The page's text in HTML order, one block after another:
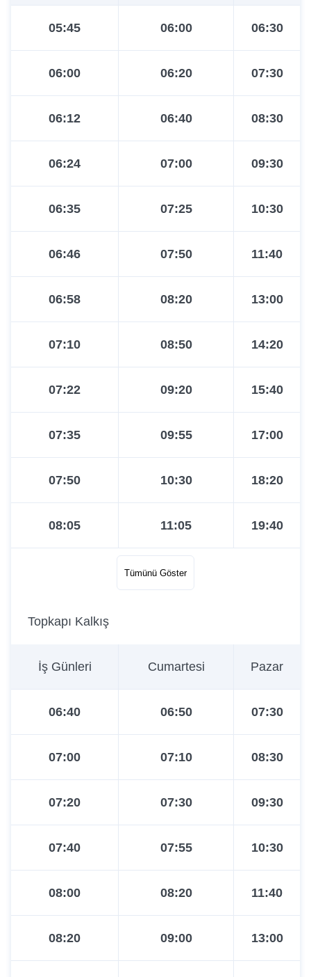
05:45 06:00 06:30
06:00 06:20 07:30
06:12 06:40 08:30
06:24 07:00 09:30
06:35 07:25 10:30
06:46 07:50 11:40
06:58 08:20 13:00
07:10 08:50 14:20
07:22 09:20 15:40
07:35 09:55 17:00
07:50 10:30 18:20
08:05 11:05 19:40
11:40
08:35
08:50 13:00
09:10 13:40
09:35 14:20
10:00 15:00
10:25 15:40
10:50 16:20
11:15 17:00
Tümünü Göster
Topkapı Kalkış
İş Günleri Cumartesi Pazar
06:40 06:50 07:30
07:00 07:10 08:30
07:20 07:30 09:30
07:40 07:55 10:30
08:00 08:20 11:40
08:20 09:00 13:00